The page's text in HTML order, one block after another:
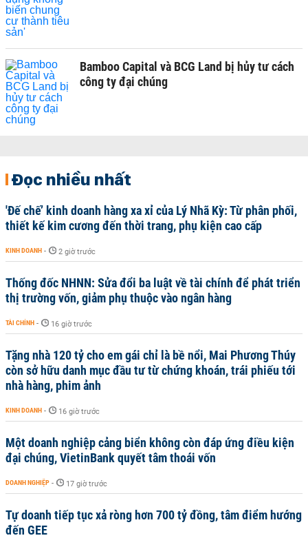
Bamboo Capital và BCG Land bị hủy tư cách
công ty đại chúng
Đọc nhiều nhất
'Đế chế’ kinh doanh hàng xa xỉ của Lý Nhã Kỳ: Từ phân phối,
thiết kế kim cương đến thời trang, phụ kiện cao cấp
KINH DOANH - 2 giờ trước
Thống đốc NHNN: Sửa đổi ba luật về tài chính để phát triển
thị trường vốn, giảm phụ thuộc vào ngân hàng
TÀI CHÍNH - 16 giờ trước
Tặng nhà 120 tỷ cho em gái chỉ là bề nổi, Mai Phương Thúy
còn sở hữu danh mục đầu tư từ chứng khoán, trái phiếu tới
nhà hàng, phim ảnh
KINH DOANH - 16 giờ trước
Một doanh nghiệp cảng biển không còn đáp ứng điều kiện
đại chúng, VietinBank quyết tâm thoái vốn
DOANH NGHIỆP - 17 giờ trước
Tự doanh tiếp tục xả ròng hơn 700 tỷ đồng, tâm điểm hướng
đến GEE